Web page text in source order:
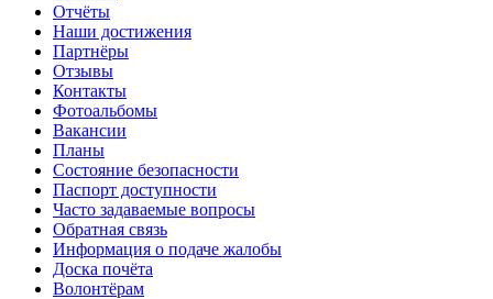
Отчёты
Наши достижения
Партнёры
Отзывы
Контакты
Фотоальбомы
Вакансии
Планы
Состояние безопасности
Паспорт доступности
Часто задаваемые вопросы
Обратная связь
Информация о подаче жалобы
Доска почёта
Волонтёрам